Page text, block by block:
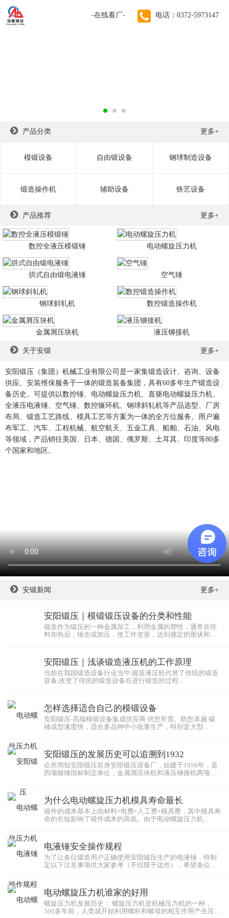
-在线看厂- 电话：0372-5973147
产品分类 更多+
模锻设备 自由锻设备 钢球制造设备
锻造操作机 辅助设备 铁艺设备
产品推荐 更多+
数控全液压模锻锤 电动螺旋压力机
拱式自由锻电液锤 空气锤
钢球斜轧机 数控锻造操作机
金属屑压块机 液压铆接机
关于安锻 更多+
安阳锻压（集团）机械工业有限公司是一家集锻造设计、咨询、设备
供应、安装维保服务于一体的锻造装备集团，具有60多年生产锻造设
备历史。可提供以数控锤、电动螺旋压力机、直驱电动螺旋压力机、
全液压电液锤、空气锤、数控辗环机、钢球斜轧机等产品选型、厂房
布局、锻造工艺路线、模具工艺等方案为一体的全方位服务。用户遍
布军工、汽车、工程机械、航空航天、五金工具、船舶、石油、风电
等领域，产品销往美国、日本、德国、俄罗斯、土耳其、印度等80多
个国家和地区。
安锻新闻 更多+
安阳锻压｜模锻锻压设备的分类和性能
锻造作为锻压的一种金属加工，利用金属的塑性，通常在坯
料加热后，锤击或加压，使工件变形，达到规定的形状和尺
安阳锻压｜浅谈锻造液压机的工作原理
当前在我国锻造设备行业当中,锻造液压机代替了传统的锻造
设备,改变了传统的锻造设备在进行锻造的过程...
怎样选择适合自己的模锻设备
安阳锻压-高端模锻设备集成供应商 供您所需、助您卓越 锻
锤成型速度快，适合多品种中小批量生产，特别是大型...
安阳锻压的发展历史可以追溯到1932
众所周知安阳锻压前身安阳锻压设备厂，始建于1956年，是
四项锻锤国标制定单位，金属屑压块机和液压铆接机两项
为什么电动螺旋压力机模具寿命最长
锻件的成本基本上由材料+电费+人工费+模具费，其中模具寿
命的长短影响了锻件成本的高低。由于电动螺旋压力机...
电液锤安全操作规程
为了让各位锻造用户正确使用安阳锻压生产的电液锤，特制
定以下注意事项供大家参考（不仅限于这些），希望各位都
电动螺旋压力机谁家的好用
螺旋压力机发展历史： 螺旋压力机是机械压力机的一种，
500多年前，人类就开始利用螺杆和螺母的相互作用产生压力